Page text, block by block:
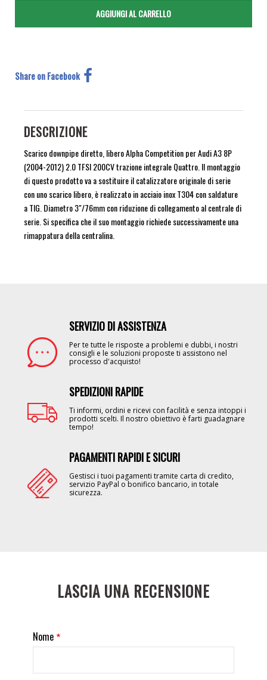
Share on Facebook
DESCRIZIONE
Scarico downpipe diretto, libero Alpha Competition per Audi A3 8P
(2004-2012) 2.0 TFSI 200CV trazione integrale Quattro. Il montaggio
di questo prodotto va a sostituire il catalizzatore originale di serie
con uno scarico libero, è realizzato in acciaio inox T304 con saldature
a TIG. Diametro 3"/76mm con riduzione di collegamento al centrale di
serie. Si specifica che il suo montaggio richiede successivamente una
rimappatura della centralina.
SERVIZIO DI ASSISTENZA
Per te tutte le risposte a problemi e dubbi, i nostri
consigli e le soluzioni proposte ti assistono nel
processo d'acquisto!
SPEDIZIONI RAPIDE
Ti informi, ordini e ricevi con facilità e senza intoppi i
prodotti scelti. Il nostro obiettivo è farti guadagnare
tempo!
PAGAMENTI RAPIDI E SICURI
Gestisci i tuoi pagamenti tramite carta di credito,
servizio PayPal o bonifico bancario, in totale
sicurezza.
LASCIA UNA RECENSIONE
Nome